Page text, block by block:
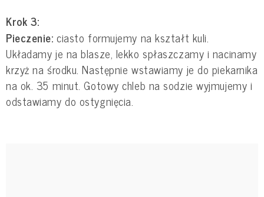
Krok 3:
Pieczenie: ciasto formujemy na kształt kuli.
Układamy je na blasze, lekko spłaszczamy i nacinamy
krzyż na środku. Następnie wstawiamy je do piekarnika
na ok. 35 minut. Gotowy chleb na sodzie wyjmujemy i
odstawiamy do ostygnięcia.